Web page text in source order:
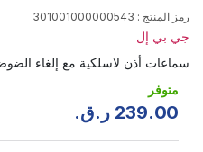
رمز المنتج :
301001000000543
جي بي إل
سماعات أذن لاسلكية مع إلغاء
متوفر
239.00 ر.ق.